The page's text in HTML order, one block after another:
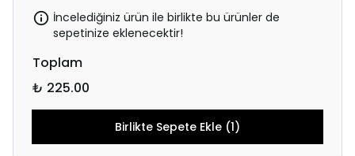
İncelediğiniz ürün ile birlikte bu ürünler de
sepetinize eklenecektir!
Toplam
₺ 225.00
Birlikte Sepete Ekle (1)